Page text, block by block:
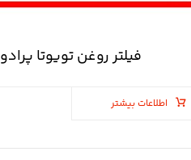
فیلتر روغن تویوتا پرادو
اطلاعات بیشتر